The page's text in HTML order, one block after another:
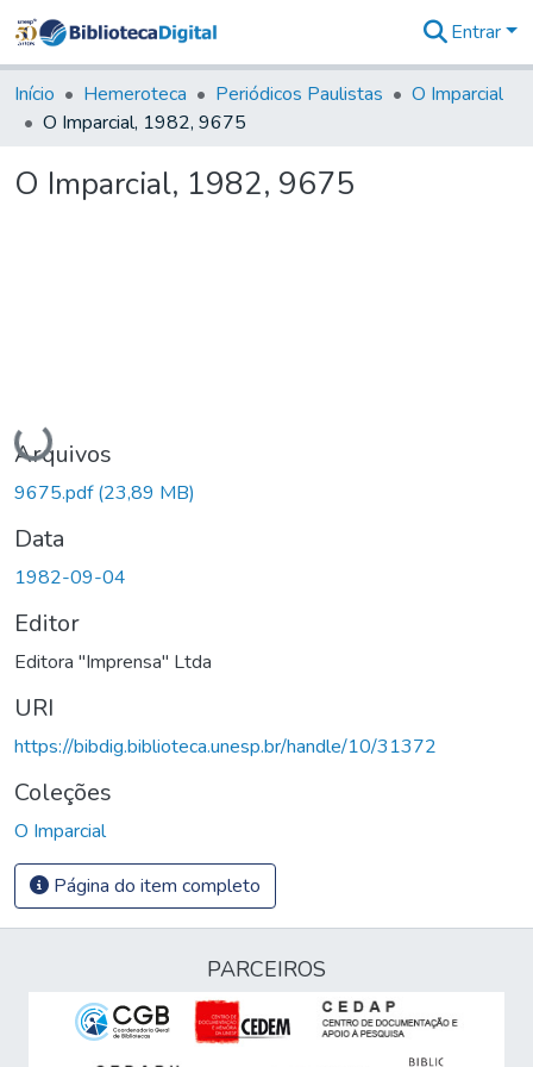
&
Coleções
Tudo na
Digital
Entrar
Início Hemeroteca Periódicos Paulistas
O Imparcial
O Imparcial, 1982, 9675
O Imparcial, 1982, 9675
Carregando...
Arquivos
9675.pdf(23,89 MB)
Data
1982-09-04
Editor
Editora "Imprensa" Ltda
URI
https://bibdig.biblioteca.unesp.br/handle/10/31372
Coleções
O Imparcial
Página do item completo
PARCEIROS